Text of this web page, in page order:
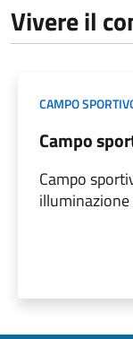
Vivere il
CAMPO
Campo
Campo
illuminazione